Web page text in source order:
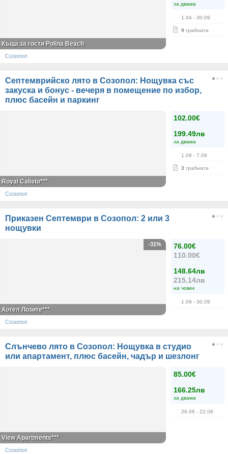
за двама
1.04 - 30.09
9 грабнати
Къща за гости Polina Beach
Созопол
Септемврийско лято в Созопол: Нощувка със
закуска и бонус - вечеря в помещение по избор,
плюс басейн и паркинг
102.00€
199.49лв
за двама
1.09 - 7.09
3 грабнати
Royal Calisto***
Созопол
Приказен Септември в Созопол: 2 или 3
нощувки
76.00€
110.00€
148.64лв
215.14лв
на човек
1.09 - 30.09
-31%
Хотел Лозите***
Созопол
Слънчево лято в Созопол: Нощувка в студио
или апартамент, плюс басейн, чадър и шезлонг
85.00€
166.25лв
за двама
26.06 - 22.08
View Apartments***
Созопол